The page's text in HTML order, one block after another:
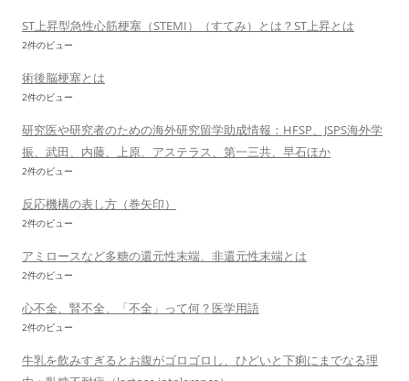
ST上昇型急性心筋梗塞（STEMI）（すてみ）とは？ST上昇とは
2件のビュー
術後脳梗塞とは
2件のビュー
研究医や研究者のための海外研究留学助成情報：HFSP、JSPS海外学
振、武田、内藤、上原、アステラス、第一三共、早石ほか
2件のビュー
反応機構の表し方（巻矢印）
2件のビュー
アミロースなど多糖の還元性末端、非還元性末端とは
2件のビュー
心不全、腎不全、「不全」って何？医学用語
2件のビュー
牛乳を飲みすぎるとお腹がゴロゴロし、ひどいと下痢にまでなる理